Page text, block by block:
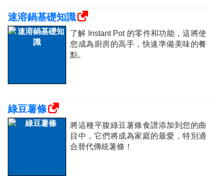
速溶鍋基礎知識
了解 Instant Pot 的零件和功能，這將使
您成為廚房的高手，快速準備美味的餐
點。
綠豆薯條
將這種平腹綠豆薯條食譜添加到您的曲
目中，它們將成為家庭的最愛，特別適
合替代傳統薯條！